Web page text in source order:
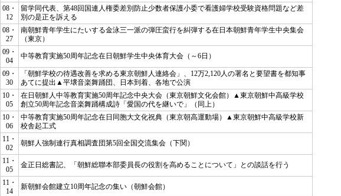
08・
12
留学同代表、第48回国連人権委差別防止少数者保護小委で看護婦学校受験資格問題など差
別の是正を訴える
08・
27
南朝鮮青年学生にたいする金泳三一派の弾圧蛮行を糾弾する在日本朝鮮青年学生中央集会
（東京）
09・
04
中等教育実施50周年記念在日朝鮮学生中央体育大会（～6日）
09・
30
「朝鮮学校の待遇改善を求める東京朝鮮人連絡会」、12万2,120人の署名と要望書を都知事
あてに提出▲平壌音楽舞踊団、日本到着、各地で公演
10・
05
在日朝鮮人中等教育実施50周年記念中央大会（東京朝鮮文化会館）▲東京朝鮮中高級学校
創立50周年記念音楽舞踊構成詩「愛国の代を継いで」（同上）
10・
06
中等教育実施50周年記念在日同胞大文化祝典（東京朝高運動場）▲東京朝鮮中高級学校新
校舎起工式
11・
02
朝鮮人強制連行真相調査団第5回全国交流集会（下関）
11・
05
金正日総書記、 「朝鮮総聯本部委員長の役割を高めることについて」 との談話を行う
11・
14
新朝鮮会館建立10周年記念の集い（朝鮮会館）